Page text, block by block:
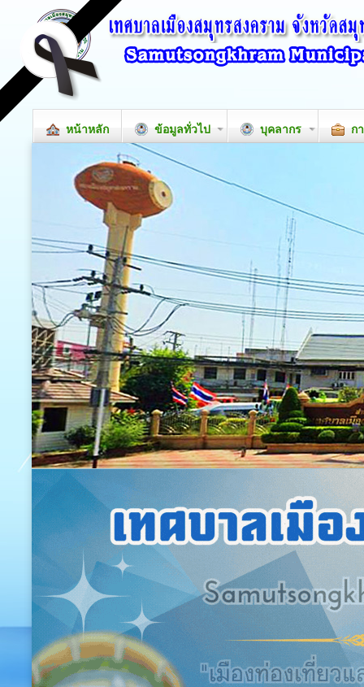
หน้าหลัก ข้อมูลทั่วไป บุคลากร ก